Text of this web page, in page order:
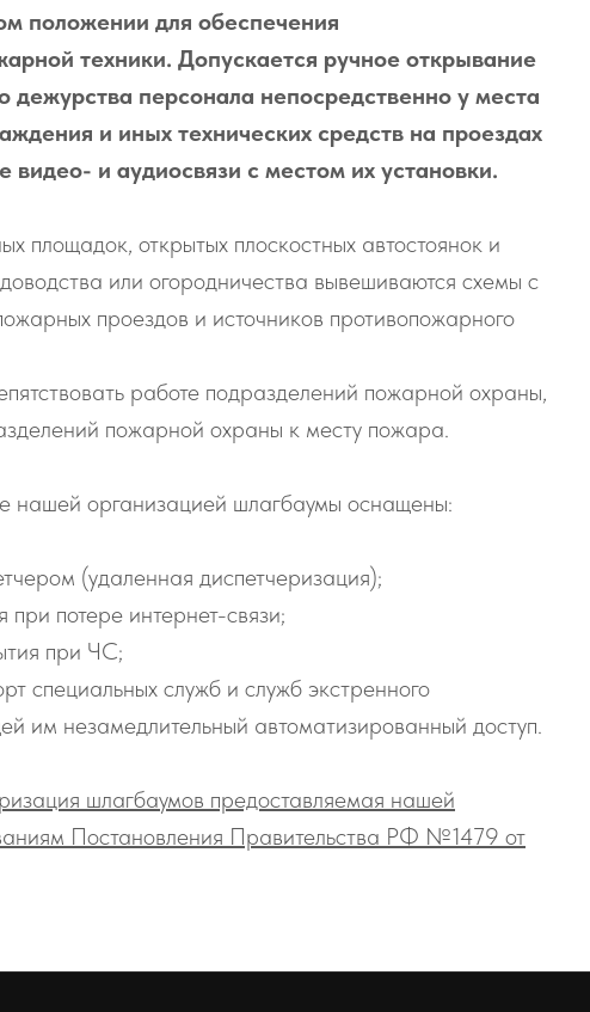
положении для обеспечения
техники. Допускается ручное открывание
дежурства персонала непосредственно у места
и иных технических средств на проездах
видео- и аудиосвязи с местом их установки.
площадок, открытых плоскостных автостоянок и
или огородничества вывешиваются схемы с
проездов и источников противопожарного
работе подразделений пожарной охраны,
пожарной охраны к месту пожара.
нашей организацией шлагбаумы оснащены:
(удаленная диспетчеризация);
потере интернет-связи;
при ЧС;
специальных служб и служб экстренного
им незамедлительный автоматизированный доступ.
шлагбаумов предоставляемая нашей
Постановления Правительства РФ №1479 от